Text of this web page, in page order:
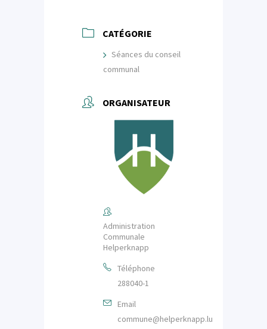
CATÉGORIE
Séances du conseil
communal
ORGANISATEUR
Administration
Communale
Helperknapp
Téléphone
288040-1
Email
commune@helperknapp.lu